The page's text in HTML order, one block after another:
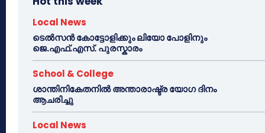
Local News
ടെൽസൻ കോട്ടോളിക്കും ലിയോ പോളിനും
ജെ.എഫ്.എസ്. പുരസ്കാരം
School & College
ശാന്തിനികേതനിൽ അന്താരാഷ്ട്ര യോഗ ദിനം
ആചരിച്ചു
Local News